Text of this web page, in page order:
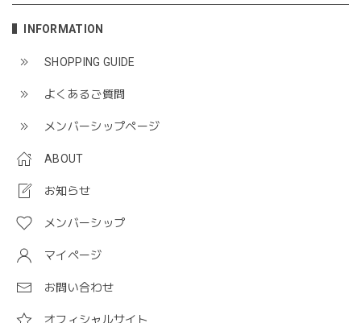
INFORMATION
SHOPPING GUIDE
よくあるご質問
メンバーシップページ
ABOUT
お知らせ
メンバーシップ
マイページ
お問い合わせ
オフィシャルサイト